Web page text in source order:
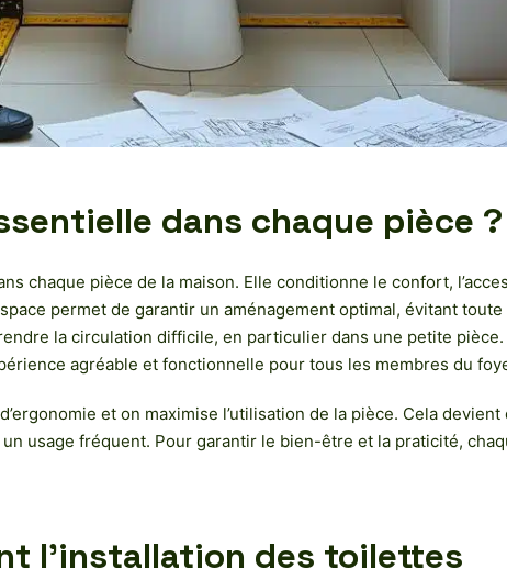
dans chaque pièce ?
chaque pièce de la maison. Elle conditionne le confort,
permet de garantir un aménagement optimal, évitant
la circulation difficile, en particulier dans une petite pièce.
agréable et fonctionnelle pour tous les membres du
et on maximise l’utilisation de la pièce. Cela devient
usage fréquent. Pour garantir le bien-être et la praticité,
l’installation des toilettes